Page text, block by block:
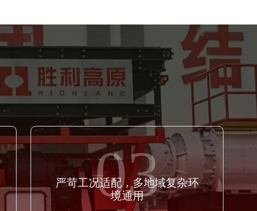
03
严苛工况适配，多地域复杂环
境通用